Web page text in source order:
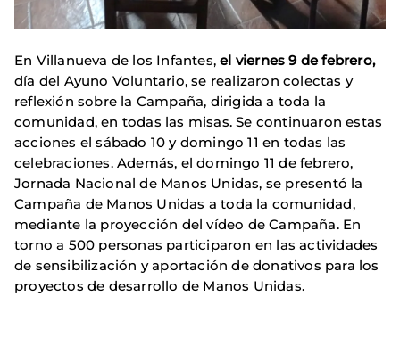
En Villanueva de los Infantes, el viernes 9 de febrero,
día del Ayuno Voluntario, se realizaron colectas y
reflexión sobre la Campaña, dirigida a toda la
comunidad, en todas las misas. Se continuaron estas
acciones el sábado 10 y domingo 11 en todas las
celebraciones. Además, el domingo 11 de febrero,
Jornada Nacional de Manos Unidas, se presentó la
Campaña de Manos Unidas a toda la comunidad,
mediante la proyección del vídeo de Campaña. En
torno a 500 personas participaron en las actividades
de sensibilización y aportación de donativos para los
proyectos de desarrollo de Manos Unidas.